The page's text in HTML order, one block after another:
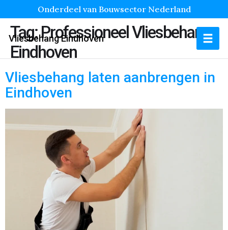
Onderdeel van Bouwsector Nederland
Vliesbehang Eindhoven
Tag:Professioneel Vliesbehang
Eindhoven
Vliesbehang laten aanbrengen in
Eindhoven